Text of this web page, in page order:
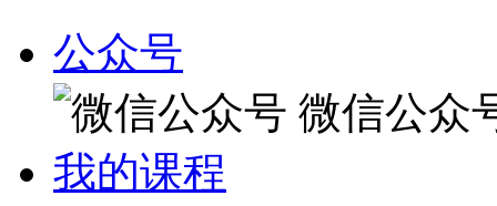
公众号
微信公众
我的课程